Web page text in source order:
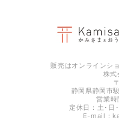
販売はオンラインシ
株式
静岡県静岡市
営業
定休日：土･日
E-mail：